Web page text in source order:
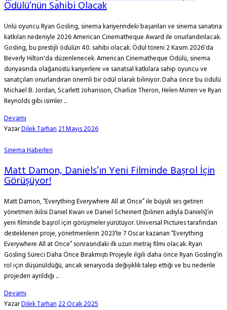
Ödülü’nün Sahibi Olacak
Ünlü oyuncu Ryan Gosling, sinema kariyerindeki başarıları ve sinema sanatına
katkıları nedeniyle 2026 American Cinematheque Award ile onurlandırılacak.
Gosling, bu prestijli ödülün 40. sahibi olacak. Ödül töreni 2 Kasım 2026'da
Beverly Hilton'da düzenlenecek. American Cinematheque Ödülü, sinema
dünyasında olağanüstü kariyerlere ve sanatsal katkılara sahip oyuncu ve
sanatçıları onurlandıran önemli bir ödül olarak biliniyor. Daha önce bu ödülü
Michael B. Jordan, Scarlett Johansson, Charlize Theron, Helen Mirren ve Ryan
Reynolds gibi isimler ...
Devamı
YazarDilek Tarhan21 Mayıs 2026
Sinema Haberleri
Matt Damon, Daniels’ın Yeni Filminde Başrol İçin
Görüşüyor!
Matt Damon, “Everything Everywhere All at Once” ile büyük ses getiren
yönetmen ikilisi Daniel Kwan ve Daniel Scheinert (bilinen adıyla Daniels)’ın
yeni filminde başrol için görüşmeler yürütüyor. Universal Pictures tarafından
desteklenen proje, yönetmenlerin 2023’te 7 Oscar kazanan “Everything
Everywhere All at Once” sonrasındaki ilk uzun metraj filmi olacak. Ryan
Gosling Süreci Daha Önce Bırakmıştı Projeyle ilgili daha önce Ryan Gosling’in
rol için düşünüldüğü, ancak senaryoda değişiklik talep ettiği ve bu nedenle
projeden ayrıldığı ...
Devamı
YazarDilek Tarhan22 Ocak 2025